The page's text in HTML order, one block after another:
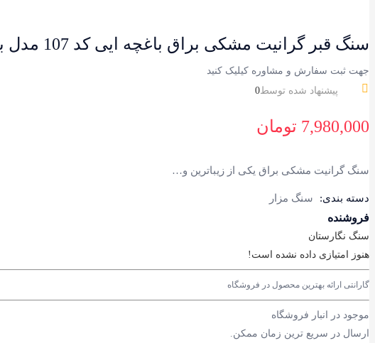
سنگ قبر گرانیت مشکی براق باغچه ایی کد 107 مدل بیتا
جهت ثبت سفارش و مشاوره کیلیک کنید
پیشنهاد شده توسط0
7,980,000 تومان
سنگ گرانیت مشکی براق یکی از زیباترین و…
دسته بندی: سنگ مزار
فروشنده
سنگ نگارستان
هنوز امتیازی داده نشده است!
گارانتی ارائه بهترین محصول در فروشگاه
موجود در انبار فروشگاه
ارسال در سریع ترین زمان ممکن.